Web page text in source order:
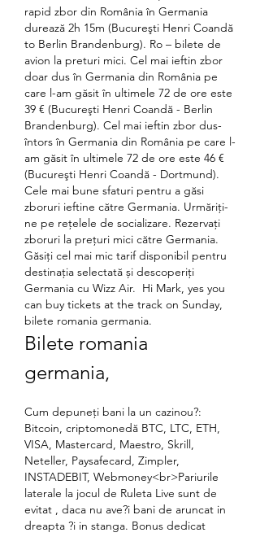
rapid zbor din România în Germania
durează 2h 15m (Bucureşti Henri Coandă
to Berlin Brandenburg). Ro – bilete de
avion la preturi mici. Cel mai ieftin zbor
doar dus în Germania din România pe
care l-am găsit în ultimele 72 de ore este
39 € (Bucureşti Henri Coandă - Berlin
Brandenburg). Cel mai ieftin zbor dus-
întors în Germania din România pe care l-
am găsit în ultimele 72 de ore este 46 €
(Bucureşti Henri Coandă - Dortmund).
Cele mai bune sfaturi pentru a găsi
zboruri ieftine către Germania. Urmăriți-
ne pe rețelele de socializare. Rezervați
zboruri la prețuri mici către Germania.
Găsiți cel mai mic tarif disponibil pentru
destinația selectată și descoperiți
Germania cu Wizz Air.  Hi Mark, yes you
can buy tickets at the track on Sunday,
bilete romania germania.
Bilete romania
germania,
Cum depuneți bani la un cazinou?:
Bitcoin, criptomonedă BTC, LTC, ETH,
VISA, Mastercard, Maestro, Skrill,
Neteller, Paysafecard, Zimpler,
INSTADEBIT, Webmoney<br>Pariurile
laterale la jocul de Ruleta Live sunt de
evitat , daca nu ave?i bani de aruncat in
dreapta ?i in stanga. Bonus dedicat